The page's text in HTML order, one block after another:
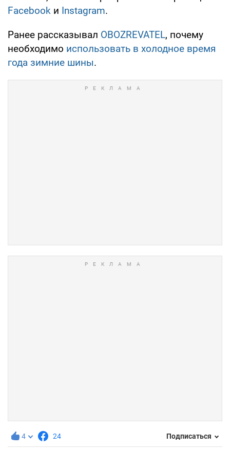
Facebook и Instagram.
Ранее рассказывал OBOZREVATEL, почему
необходимо использовать в холодное время
года зимние шины.
4 24 Подписаться